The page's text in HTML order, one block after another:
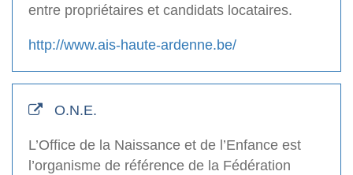
entre propriétaires et candidats locataires.
http://www.ais-haute-ardenne.be/
O.N.E.
L’Office de la Naissance et de l’Enfance est
l’organisme de référence de la Fédération